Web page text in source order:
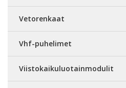
Vetorenkaat
Vhf-puhelimet
Viistokaikuluotainmodulit